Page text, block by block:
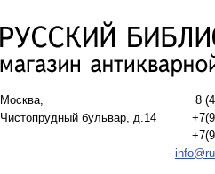
Москва,
Чистопрудный бульвар, д.14
8